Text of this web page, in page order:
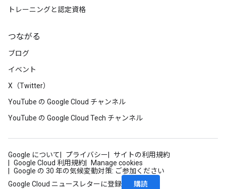
トレーニングと認定資格
つながる
ブログ
イベント
X（Twitter）
YouTube の Google Cloud チャンネル
YouTube の Google Cloud Tech チャンネル
Google について プライバシー
サイトの利用規約
Google Cloud 利用規約
Manage cookies
Google の 30 年の気候変動対策: ご参加ください
Google Cloud ニュースレターに登録
購読